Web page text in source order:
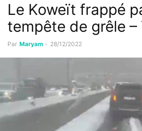
Le Koweït frappé
tempête de grêle –
Par Maryam - 28/12/2022